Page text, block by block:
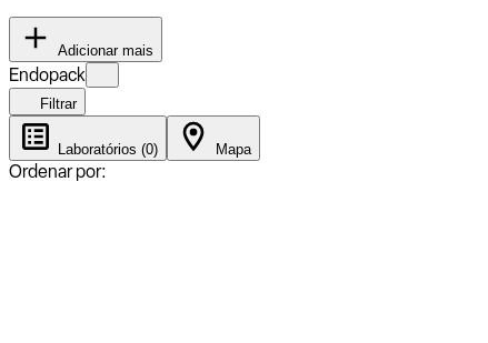
Adicionar mais
Endopack
Filtrar
Laboratórios (0) Mapa
Ordenar por: